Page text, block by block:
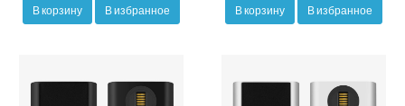
В корзину В избранное В корзину В избранное